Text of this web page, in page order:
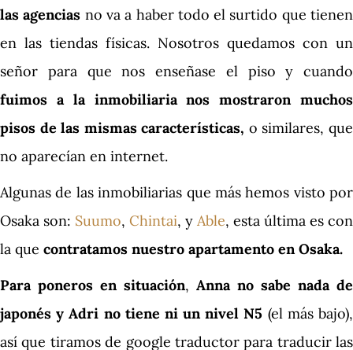
las agencias no va a haber todo el surtido que tienen
en las tiendas físicas. Nosotros quedamos con un
señor para que nos enseñase el piso y cuando
fuimos a la inmobiliaria nos mostraron muchos
pisos de las mismas características, o similares, que
no aparecían en internet.
Algunas de las inmobiliarias que más hemos visto por
Osaka son: Suumo, Chintai, y Able, esta última es con
la que contratamos nuestro apartamento en Osaka.
Para poneros en situación, Anna no sabe nada de
japonés y Adri no tiene ni un nivel N5 (el más bajo),
así que tiramos de google traductor para traducir las